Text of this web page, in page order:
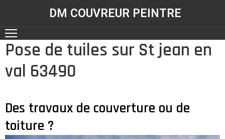
DM COUVREUR PEINTRE
ACCUEIL
NOS
RÉALISATIONS
SERVICES
CONTACT
Pose de tuiles sur St jean en
val 63490
Des travaux de couverture ou de
toiture ?